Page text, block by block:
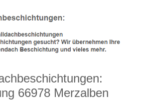
66978 Merzalben